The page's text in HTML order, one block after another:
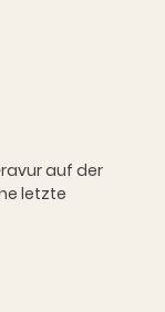
auf der
letzte